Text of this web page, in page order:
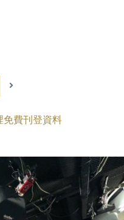
免費刊登資料